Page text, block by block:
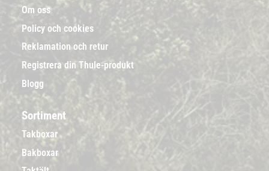
Om oss
Policy och cookies
Reklamation och retur
Registrera din Thule-produkt
Blogg
Sortiment
Takboxar
Bakboxar